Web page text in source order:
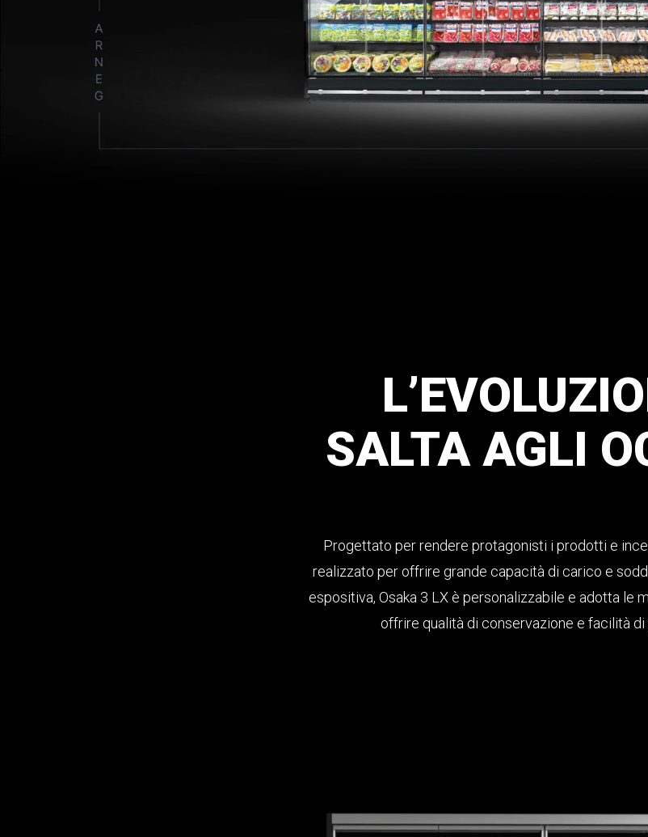
SALTA AGLI
Progettato per rendere protagonisti i prodotti e
realizzato per offrire grande capacità di carico e
espositiva, Osaka 3 LX è personalizzabile e adotta le
offrire qualità di conservazione e facilità di